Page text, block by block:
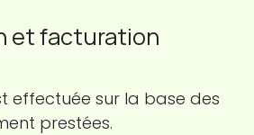
et facturation
effectuée sur la base des
prestées.